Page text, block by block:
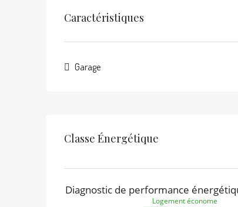
Caractéristiques
Garage
Classe Énergétique
Diagnostic de performance
Logement économe